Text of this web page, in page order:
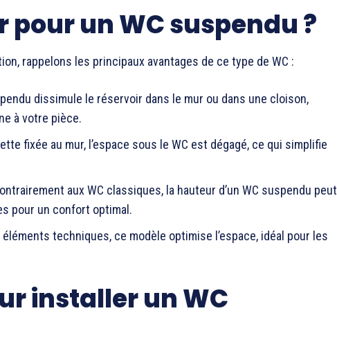
pour un WC suspendu ?
rappelons les principaux avantages de ce type de WC :
dissimule le réservoir dans le mur ou dans une cloison,
à votre pièce.
fixée au mur, l’espace sous le WC est dégagé, ce qui simplifie
aux WC classiques, la hauteur d’un WC suspendu peut
pour un confort optimal.
éléments techniques, ce modèle optimise l’espace, idéal pour les
installer un WC